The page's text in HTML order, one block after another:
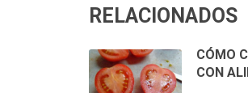
RELACIONADOS
CÓMO
CON